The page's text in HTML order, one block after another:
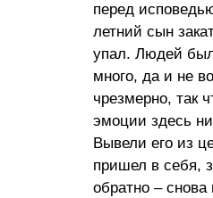
перед
летний сын
упал. Людей
много, да и не
чрезмерно, так
эмоции здесь
Вывели его из
пришел в себя,
обратно – снова